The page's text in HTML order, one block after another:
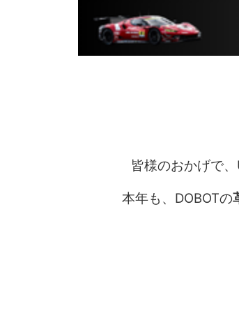
皆様のおかげで
本年も、DOBOTの